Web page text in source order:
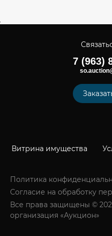
Витрина имущества
Политика
Согласие на обработку
Все права защищены ©
организация «Аукцион»
7 (963)